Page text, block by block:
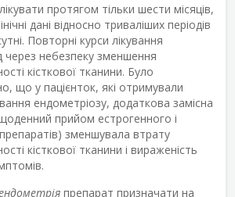
протягом тільки шести місяців,
дані відносно триваліших періодів
Повторні курси лікування
через небезпеку зменшення
кісткової тканини. Було
що у пацієнток, які отримували
ендометріозу, додаткова замісна
прийом естрогенного і
зменшувала втрату
кісткової тканини і вираженість
препарат призначати на